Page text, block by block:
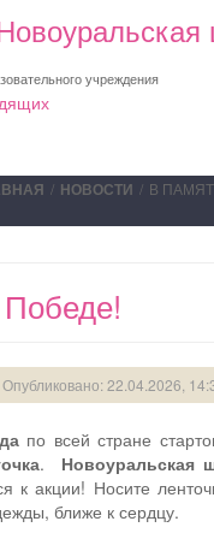
учреждения
для целей ГИА
/ НОВОСТИ / В
Опубликовано: 22.04.2026,
по всей стране
.
к акции! Носите
ближе к сердцу.